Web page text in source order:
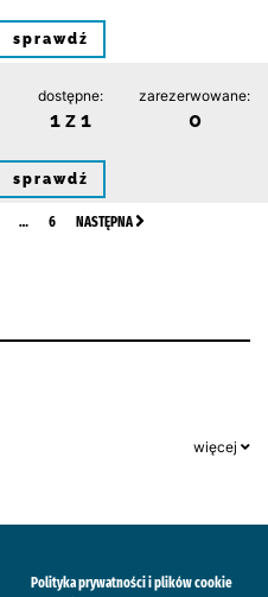
sprawdź
dostępne:
1 z 1
zarezerwowane:
0
sprawdź
… 6 NASTĘPNA
więcej
Polityka prywatności i plików cookie